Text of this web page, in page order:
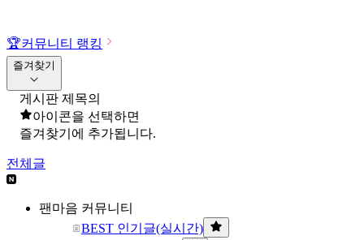
🏆커뮤니티 랭킹
즐겨찾기
게시판 제목의
아이콘을 선택하면
즐겨찾기에 추가됩니다.
전체글
팬마음 커뮤니티
BEST 인기글(실시간)